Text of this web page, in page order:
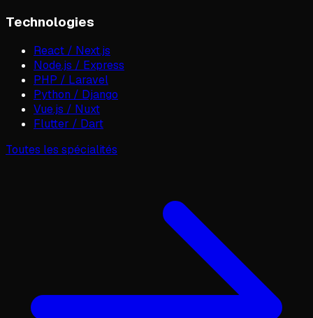
Technologies
React / Next.js
Node.js / Express
PHP / Laravel
Python / Django
Vue.js / Nuxt
Flutter / Dart
Toutes les spécialités